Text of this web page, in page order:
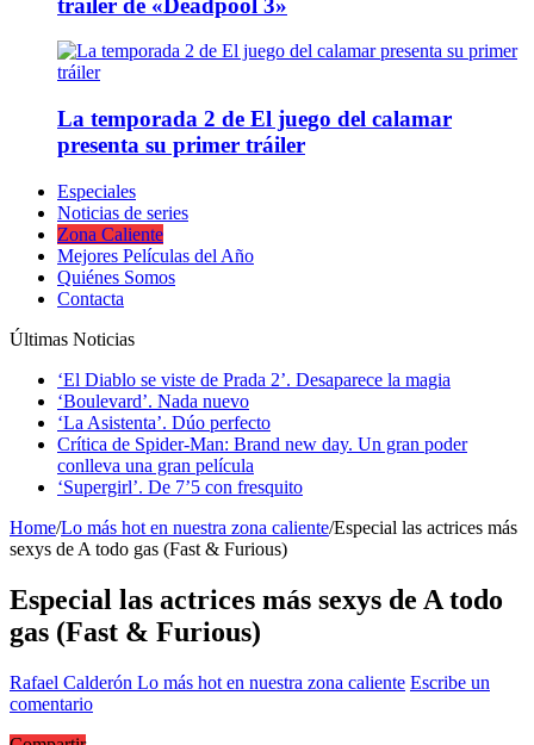
La temporada 2 de El juego del calamar
presenta su primer tráiler
Especiales
Noticias de series
Zona Caliente
Mejores Películas del Año
Quiénes Somos
Contacta
Últimas Noticias
‘El Diablo se viste de Prada 2’. Desaparece la magia
‘Boulevard’. Nada nuevo
‘La Asistenta’. Dúo perfecto
Crítica de Spider-Man: Brand new day. Un gran poder
conlleva una gran película
‘Supergirl’. De 7’5 con fresquito
Home/Lo más hot en nuestra zona caliente/Especial las actrices más
sexys de A todo gas (Fast & Furious)
Especial las actrices más sexys de A todo
gas (Fast & Furious)
Rafael Calderón Lo más hot en nuestra zona caliente Escribe un
comentario